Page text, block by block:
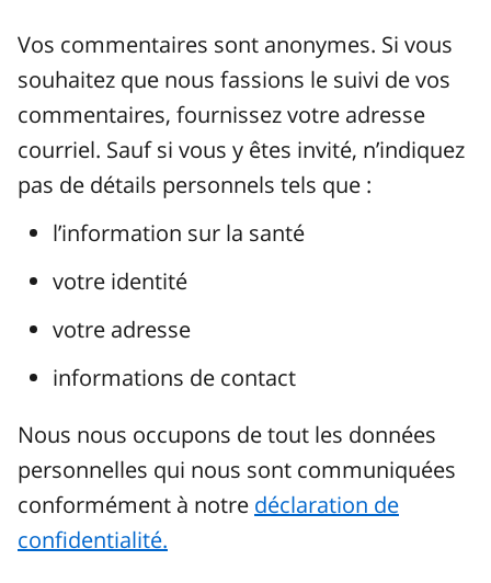
Vos commentaires sont anonymes. Si vous
souhaitez que nous fassions le suivi de vos
commentaires, fournissez votre adresse
courriel. Sauf si vous y êtes invité, n’indiquez
pas de détails personnels tels que :
l’information sur la santé
votre identité
votre adresse
informations de contact
Nous nous occupons de tout les données
personnelles qui nous sont communiquées
conformément à notre déclaration de
confidentialité.